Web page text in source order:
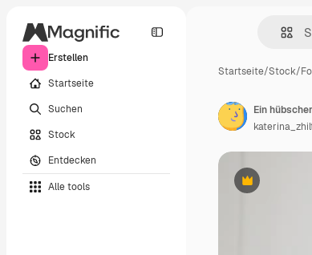
Erstellen
Startseite
Suchen
Stock
Entdecken
Alle tools
Startseite/Stock/
Premium